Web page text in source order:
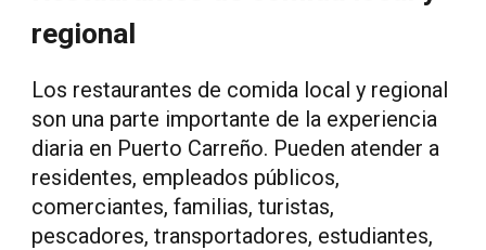
regional
Los restaurantes de comida local y regional
son una parte importante de la experiencia
diaria en Puerto Carreño. Pueden atender a
residentes, empleados públicos,
comerciantes, familias, turistas,
pescadores, transportadores, estudiantes,